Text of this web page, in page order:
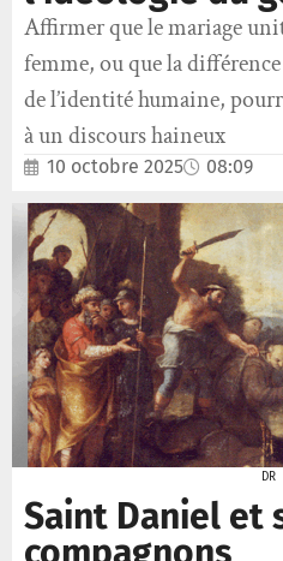
Affirmer que le mariage
femme, ou que la
de l’identité humaine,
à un discours haineux
10 octobre 2025 08:09
DR
Saint Daniel et